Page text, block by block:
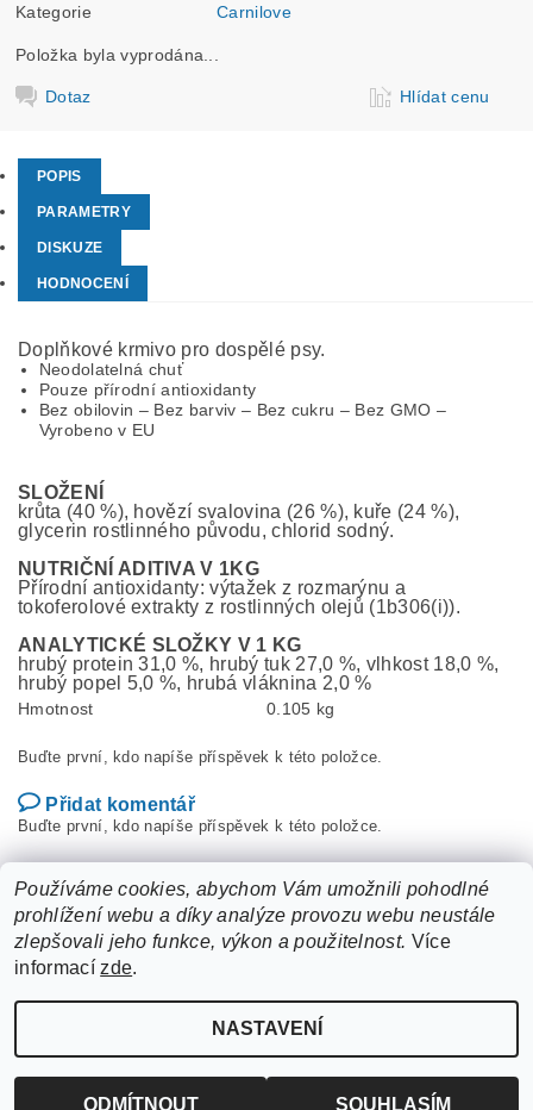
Kategorie Carnilove
Položka byla vyprodána...
Dotaz Hlídat cenu
POPIS
PARAMETRY
DISKUZE
HODNOCENÍ
Doplňkové krmivo pro dospělé psy.
Neodolatelná chuť
Pouze přírodní antioxidanty
Bez obilovin – Bez barviv – Bez cukru – Bez GMO –
Vyrobeno v EU
SLOŽENÍ
krůta (40 %), hovězí svalovina (26 %), kuře (24 %),
glycerin rostlinného původu, chlorid sodný.
NUTRIČNÍ ADITIVA V 1KG
Přírodní antioxidanty: výtažek z rozmarýnu a
tokoferolové extrakty z rostlinných olejů (1b306(i)).
ANALYTICKÉ SLOŽKY V 1 KG
hrubý protein 31,0 %, hrubý tuk 27,0 %, vlhkost 18,0 %,
hrubý popel 5,0 %, hrubá vláknina 2,0 %
Hmotnost 0.105 kg
Buďte první, kdo napíše příspěvek k této položce.
Přidat komentář
Buďte první, kdo napíše příspěvek k této položce.
2026 ©ZooLife.cz, všechna práva vyhrazenaUpravit nastavení cookies
Používáme cookies, abychom Vám umožnili pohodlné
prohlížení webu a díky analýze provozu webu neustále
zlepšovali jeho funkce, výkon a použitelnost. Více
informacízde.
NASTAVENÍ
ODMÍTNOUT SOUHLASÍM